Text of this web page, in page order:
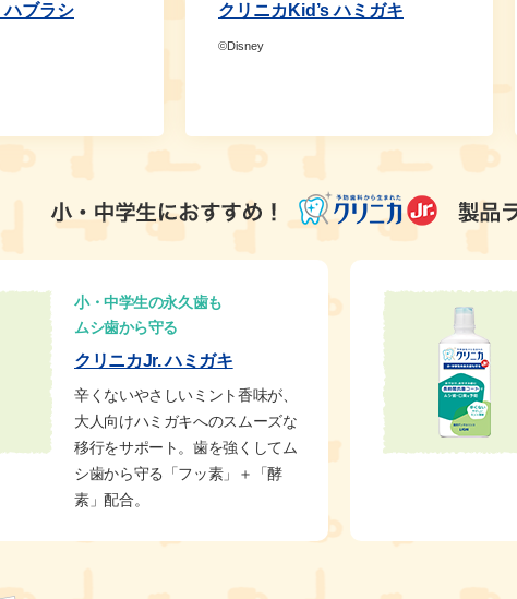
ハブラシ クリニカKid’s ハミガキ
©Disney
小・中学生の永久歯も
ムシ歯から守る
クリニカJr. ハミガキ
辛くないやさしいミント香味が、
大人向けハミガキへのスムーズな
移行をサポート。歯を強くしてム
シ歯から守る「フッ素」＋「酵
素」配合。